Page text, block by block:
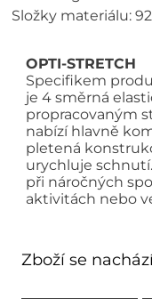
Složky materiálu:
OPTI-STRETCH
Specifikem
je 4 směrná
propracovaným
nabízí hlavně
pletená
urychluje
při náročných
aktivitách nebo
Zboží se